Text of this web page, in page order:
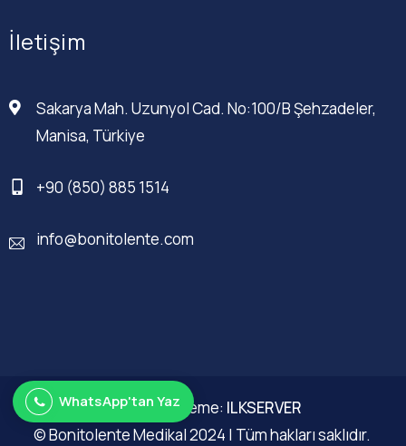
İletişim
Sakarya Mah. Uzunyol Cad. No:100/B Şehzadeler,
Manisa, Türkiye
+90 (850) 885 1514
info@bonitolente.com
Web Düzenleme: ILKSERVER
© Bonitolente Medikal 2024 | Tüm hakları saklıdır.
WhatsApp'tan Yaz